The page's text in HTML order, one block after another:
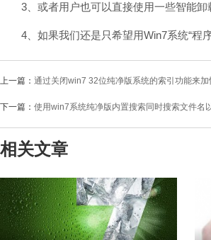
3、或者用户也可以直接使用一些智能卸
4、如果我们还是只希望用Win7系统“程
上一篇： 通过关闭win7 32位纯净版系统的索引功能来
下一篇： 使用win7系统纯净版内置搜索同时搜索文件名
相关文章